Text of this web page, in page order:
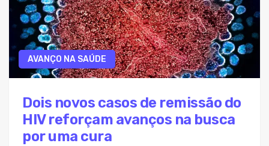
AVANÇO NA SAÚDE
Dois novos casos de remissão do
HIV reforçam avanços na busca
por uma cura